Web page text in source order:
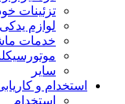
تزئینات
لوازم یدکی
خدمات
سایر
استخدام و
استخدام